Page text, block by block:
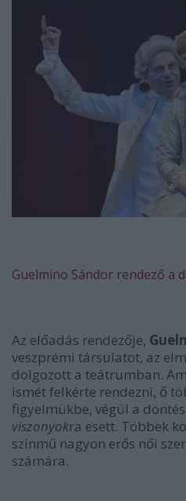
Guelmino Sándor rendező a
Az előadás rendezője,
veszprémi társulatot, az
dolgozott a teátrumban.
ismét felkérte rendezni, ő
figyelmükbe, végül a
viszonyokra esett. Többek
színmű nagyon erős női
számára.